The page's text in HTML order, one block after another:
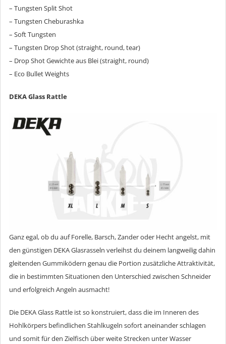
– Tungsten Split Shot
– Tungsten Cheburashka
– Soft Tungsten
– Tungsten Drop Shot (straight, round, tear)
– Drop Shot Gewichte aus Blei (straight, round)
– Eco Bullet Weights
DEKA Glass Rattle
Ganz egal, ob du auf Forelle, Barsch, Zander oder Hecht angelst, mit
den günstigen DEKA Glasrasseln verleihst du deinem langweilig dahin
gleitenden Gummiködern genau die Portion zusätzliche Attraktivität,
die in bestimmten Situationen den Unterschied zwischen Schneider
und erfolgreich Angeln ausmacht!
Die DEKA Glass Rattle ist so konstruiert, dass die im Inneren des
Hohlkörpers befindlichen Stahlkugeln sofort aneinander schlagen
und somit für den Zielfisch über weite Strecken unter Wasser